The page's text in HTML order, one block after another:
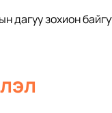
дагуу зохион